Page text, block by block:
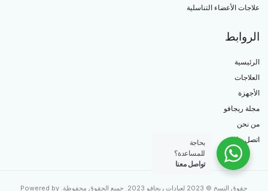
علاجات الأعضاء التناسلية
الروابط
الرئيسية
العلاجات
الأجهزة
مجلة ريجافو
من نحن
اتصل بنا
حقوق النسخ © 2023 لعيادات ريجافو 2023. جميع الحقوق محفوظة. Powered by
بحاجة
للمساعدة؟
تواصل معنا